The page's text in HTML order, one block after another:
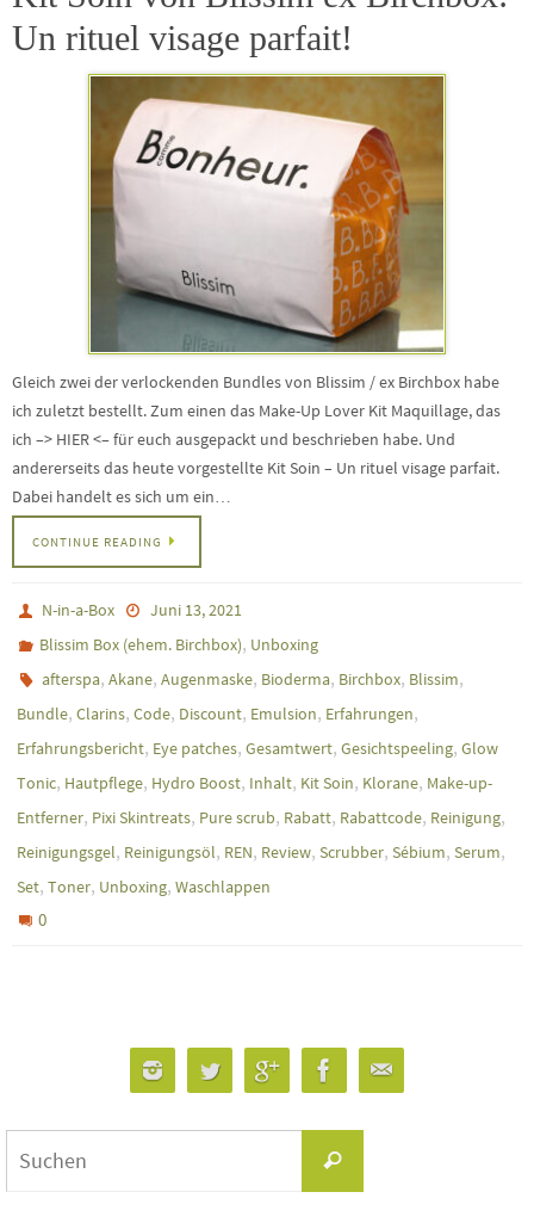
Un rituel visage parfait!
Gleich zwei der verlockenden Bundles von Blissim / ex Birchbox habe
ich zuletzt bestellt. Zum einen das Make-Up Lover Kit Maquillage, das
ich –> HIER <– für euch ausgepackt und beschrieben habe. Und
andererseits das heute vorgestellte Kit Soin – Un rituel visage parfait.
Dabei handelt es sich um ein…
CONTINUE READING
N-in-a-Box
Juni 13, 2021
Blissim Box (ehem. Birchbox), Unboxing
afterspa,Akane,Augenmaske, Bioderma, Birchbox, Blissim,
Bundle, Clarins, Code, Discount, Emulsion, Erfahrungen,
Erfahrungsbericht, Eye patches, Gesamtwert, Gesichtspeeling, Glow
Tonic, Hautpflege, Hydro Boost, Inhalt, Kit Soin, Klorane, Make-up-
Entferner, Pixi Skintreats, Pure scrub, Rabatt, Rabattcode, Reinigung,
Reinigungsgel, Reinigungsöl, REN, Review, Scrubber, Sébium, Serum,
Set, Toner, Unboxing, Waschlappen
0
Suchen